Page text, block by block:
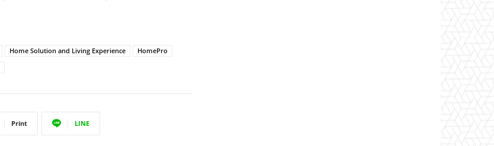
Home Solution and Living Experience
HomePro
Print LINE